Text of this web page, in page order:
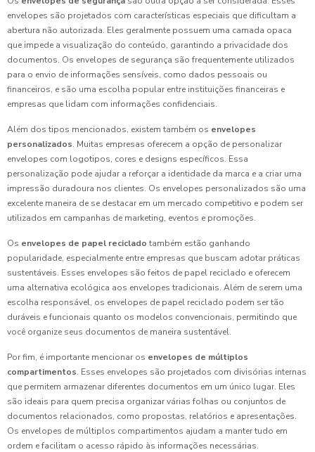
envelopes são projetados com características especiais que dificultam a
abertura não autorizada. Eles geralmente possuem uma camada opaca
que impede a visualização do conteúdo, garantindo a privacidade dos
documentos. Os envelopes de segurança são frequentemente utilizados
para o envio de informações sensíveis, como dados pessoais ou
financeiros, e são uma escolha popular entre instituições financeiras e
empresas que lidam com informações confidenciais.
Além dos tipos mencionados, existem também os envelopes
personalizados. Muitas empresas oferecem a opção de personalizar
envelopes com logotipos, cores e designs específicos. Essa
personalização pode ajudar a reforçar a identidade da marca e a criar uma
impressão duradoura nos clientes. Os envelopes personalizados são uma
excelente maneira de se destacar em um mercado competitivo e podem ser
utilizados em campanhas de marketing, eventos e promoções.
Os envelopes de papel reciclado também estão ganhando
popularidade, especialmente entre empresas que buscam adotar práticas
sustentáveis. Esses envelopes são feitos de papel reciclado e oferecem
uma alternativa ecológica aos envelopes tradicionais. Além de serem uma
escolha responsável, os envelopes de papel reciclado podem ser tão
duráveis e funcionais quanto os modelos convencionais, permitindo que
você organize seus documentos de maneira sustentável.
Por fim, é importante mencionar os envelopes de múltiplos
compartimentos. Esses envelopes são projetados com divisórias internas
que permitem armazenar diferentes documentos em um único lugar. Eles
são ideais para quem precisa organizar várias folhas ou conjuntos de
documentos relacionados, como propostas, relatórios e apresentações.
Os envelopes de múltiplos compartimentos ajudam a manter tudo em
ordem e facilitam o acesso rápido às informações necessárias.